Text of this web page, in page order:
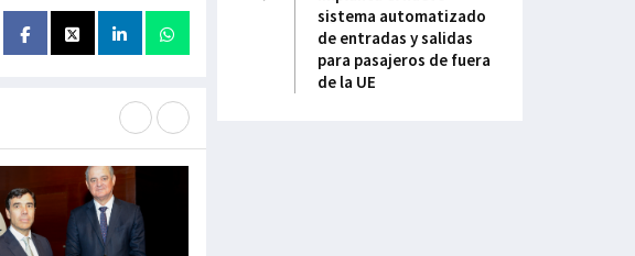
sistema automatizado
de entradas y salidas
para pasajeros de fuera
de la UE